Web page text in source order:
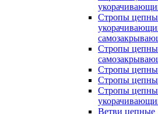
Стропы
Стропы
Стропы
Стропы
Стропы
Ветви цепные